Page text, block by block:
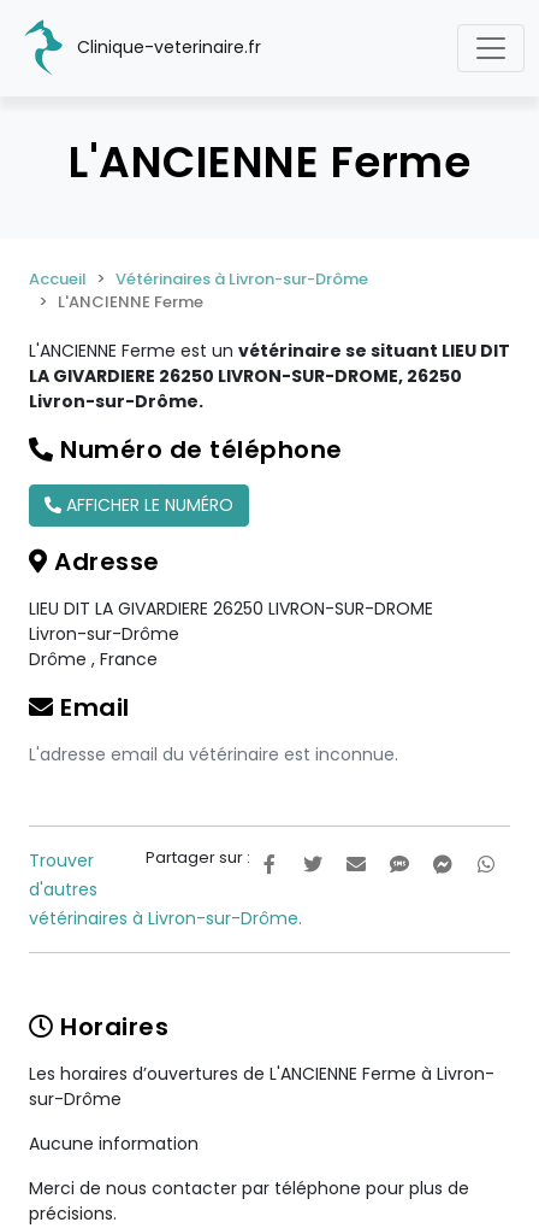
Clinique-veterinaire.fr
L'ANCIENNE Ferme
Accueil
Vétérinaires à Livron-sur-Drôme
L'ANCIENNE Ferme
L'ANCIENNE Ferme est un vétérinaire se situant LIEU DIT
LA GIVARDIERE 26250 LIVRON-SUR-DROME, 26250
Livron-sur-Drôme.
Numéro de téléphone
AFFICHER LE NUMÉRO
Adresse
LIEU DIT LA GIVARDIERE 26250 LIVRON-SUR-DROME
Livron-sur-Drôme
Drôme , France
Email
L'adresse email du vétérinaire est inconnue.
Partager sur :
Trouver
d'autres
vétérinaires à Livron-sur-Drôme.
Horaires
Les horaires d’ouvertures de L'ANCIENNE Ferme à Livron-
sur-Drôme
Aucune information
Merci de nous contacter par téléphone pour plus de
précisions.